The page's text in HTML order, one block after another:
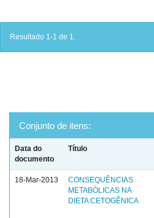
Resultado 1-1 de 1.
Conjunto de itens:
Data do
documento
Título
18-Mar-2013
CONSEQUÊNCIAS
METABÓLICAS NA
DIETA CETOGÊNICA